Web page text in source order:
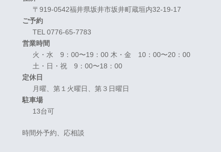
〒919-0542福井県坂井市坂井町蔵垣内32-19-17
ご予約
TEL 0776-65-7783
営業時間
火・水 9：00〜19：00 木・金 10：00〜20：00
土・日・祝 9：00〜18：00
定休日
月曜、第１火曜日、第３日曜日
駐車場
13台可
時間外予約、応相談